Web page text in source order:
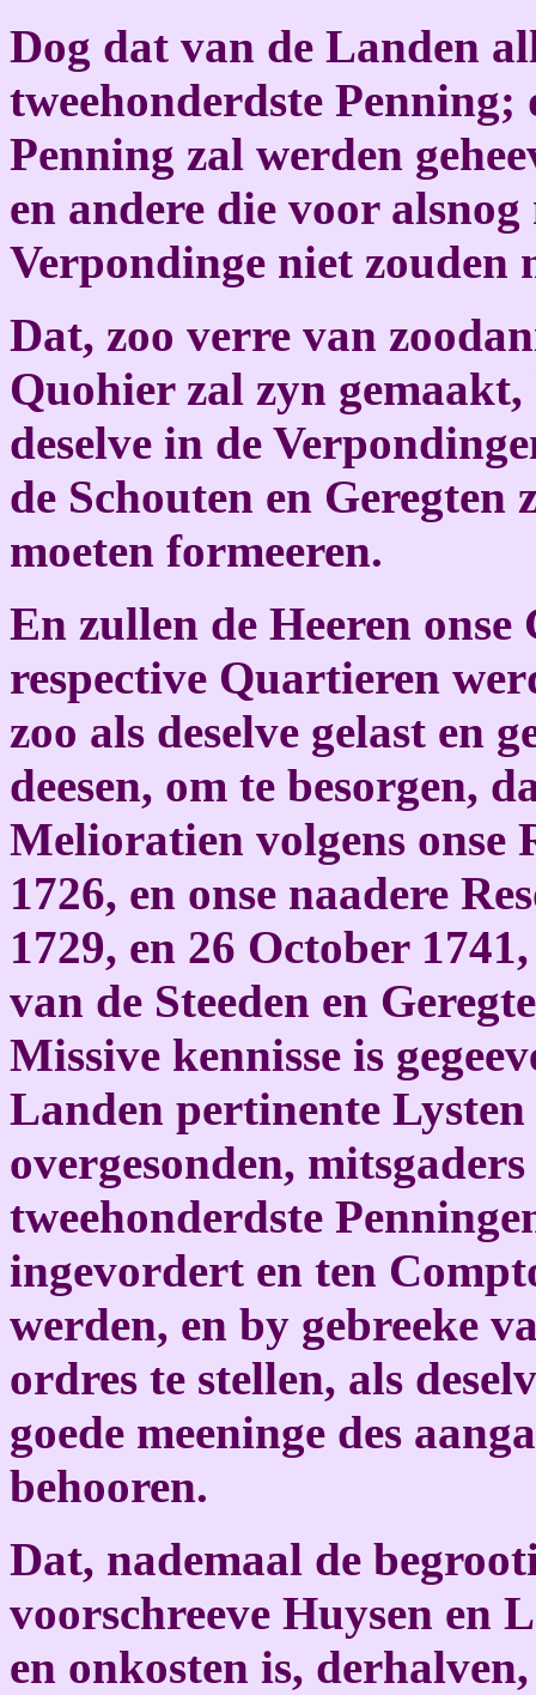
Dog dat van de Landen
tweehonderdste Penning;
Penning zal werden
en andere die voor
Verpondinge niet zouden
Dat, zoo verre van
Quohier zal zyn
deselve in de
de Schouten en
moeten formeeren.
En zullen de Heeren
respective Quartieren
zoo als deselve gelast en
deesen, om te besorgen,
Melioratien volgens onse
1726, en onse naadere
1729, en 26 October
van de Steeden en
Missive kennisse is
Landen pertinente
overgesonden,
tweehonderdste
ingevordert en ten
werden, en by gebreeke
ordres te stellen, als
goede meeninge des
behooren.
Dat, nademaal de
voorschreeve Huysen en
en onkosten is,